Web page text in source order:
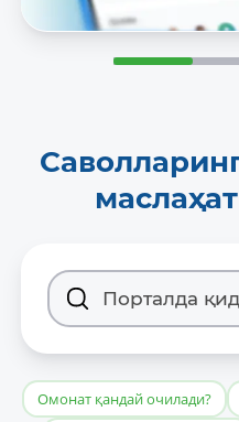
Омонат қандай очилади?